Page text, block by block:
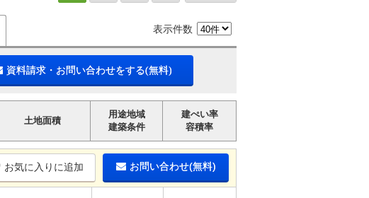
表示件数
資料請求・お問い合わせをする(無料)
土地面積
用途地域
建築条件
建ぺい率
容積率
お気に入りに追加 お問い合わせ(無料)